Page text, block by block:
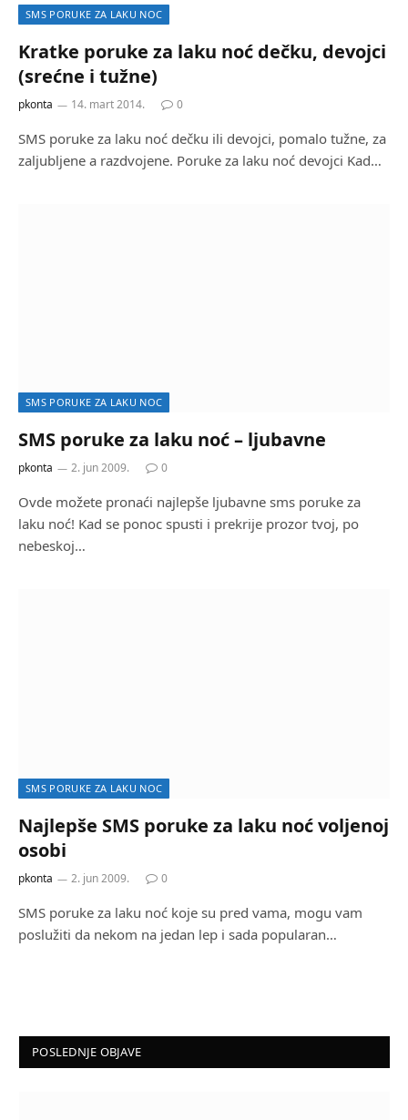
SMS PORUKE ZA LAKU NOC
Kratke poruke za laku noć dečku, devojci
(srećne i tužne)
pkonta 14. mart 2014. 0
SMS poruke za laku noć dečku ili devojci, pomalo tužne, za
zaljubljene a razdvojene. Poruke za laku noć devojci Kad…
SMS PORUKE ZA LAKU NOC
SMS poruke za laku noć – ljubavne
pkonta 2. jun 2009. 0
Ovde možete pronaći najlepše ljubavne sms poruke za
laku noć! Kad se ponoc spusti i prekrije prozor tvoj, po
nebeskoj…
SMS PORUKE ZA LAKU NOC
Najlepše SMS poruke za laku noć voljenoj
osobi
pkonta 2. jun 2009. 0
SMS poruke za laku noć koje su pred vama, mogu vam
poslužiti da nekom na jedan lep i sada popularan…
POSLEDNJE OBJAVE